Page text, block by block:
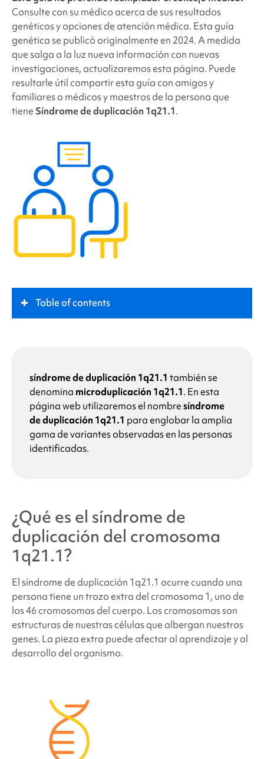
Consulte con su médico acerca de sus resultados
genéticos y opciones de atención médica. Esta guía
genética se publicó originalmente en 2024. A medida
que salga a la luz nueva información con nuevas
investigaciones, actualizaremos esta página. Puede
resultarle útil compartir esta guía con amigos y
familiares o médicos y maestros de la persona que
tiene Síndrome de duplicación 1q21.1.
Table of contents
Papel clave
Síntomas
¿Por qué tiene mi hijo
el síndrome de duplicación
1q21.1 ?
¿Qué probabilidades hay de que otros miembros
de la familia o futuros hijos tengan
duplicación 1q21.1?
¿Tienen síntomas todas las personas que padecen
el síndrome de duplicación 1q21. 1?
¿Cuántas personas tienen
duplicación 1q21.1
síndrome de duplicación 1q21.1 también se
denomina microduplicación 1q21.1. En esta
página web utilizaremos el nombresíndrome
de duplicación 1q21.1 para englobar la amplia
gama de variantes observadas en las personas
identificadas.
¿Qué es el síndrome de
duplicación del cromosoma
1q21.1?
El síndrome de duplicación 1q21.1 ocurre cuando una
persona tiene un trozo extra del cromosoma 1, uno de
los 46 cromosomas del cuerpo. Los cromosomas son
estructuras de nuestras células que albergan nuestros
genes. La pieza extra puede afectar al aprendizaje y al
desarrollo del organismo.